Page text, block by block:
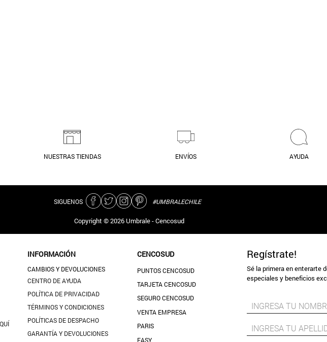
NUESTRAS TIENDAS ENVÍOS AYUDA
SIGUENOS #UMBRALECHILE
Copyright © 2026 Umbrale - Cencosud
INFORMACIÓN
CAMBIOS Y DEVOLUCIONES
CENTRO DE AYUDA
POLÍTICA DE PRIVACIDAD
TÉRMINOS Y CONDICIONES
POLÍTICAS DE DESPACHO
GARANTÍA Y DEVOLUCIONES
CENCOSUD
PUNTOS CENCOSUD
TARJETA CENCOSUD
SEGURO CENCOSUD
VENTA EMPRESA
PARIS
EASY
Regístrate!
Sé la primera en enterarte
especiales y beneficios